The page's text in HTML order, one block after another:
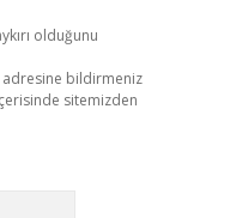
olduğunu
adresine bildirmeniz
sitemizden